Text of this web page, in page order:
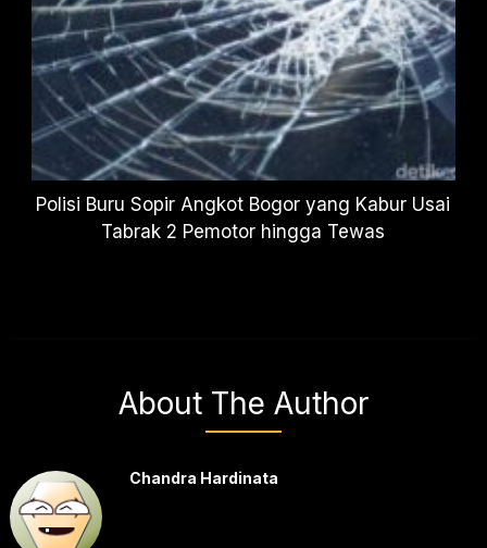
Polisi Buru Sopir Angkot Bogor yang Kabur Usai
Tabrak 2 Pemotor hingga Tewas
About The Author
Chandra Hardinata